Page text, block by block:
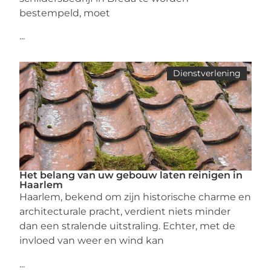
bestempeld, moet
...
Dienstverlening
Het belang van uw gebouw laten reinigen in
Haarlem
Haarlem, bekend om zijn historische charme en
architecturale pracht, verdient niets minder
dan een stralende uitstraling. Echter, met de
invloed van weer en wind kan
...